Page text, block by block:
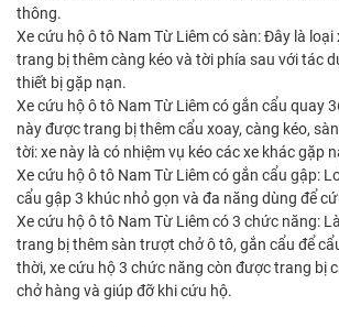
thông.
Xe cứu hộ ô tô Nam Từ Liêm có sàn: Đây là
trang bị thêm càng kéo và tời phía sau với tác
thiết bị gặp nạn.
Xe cứu hộ ô tô Nam Từ Liêm có gắn cẩu quay
này được trang bị thêm cẩu xoay, càng kéo,
tời: xe này là có nhiệm vụ kéo các xe khác gặp
Xe cứu hộ ô tô Nam Từ Liêm có gắn cẩu gập:
cẩu gập 3 khúc nhỏ gọn và đa năng dùng để
Xe cứu hộ ô tô Nam Từ Liêm có 3 chức năng:
trang bị thêm sàn trượt chở ô tô, gắn cẩu để
thời, xe cứu hộ 3 chức năng còn được trang bị
chở hàng và giúp đỡ khi cứu hộ.